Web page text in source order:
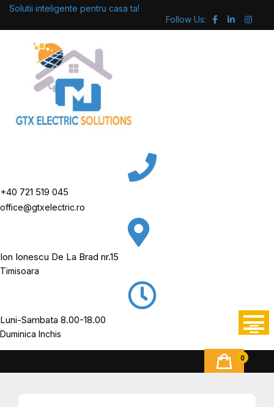
Skip
content
Solutii inteligente pentru casa ta!
Follow Us:
+40 721 519 045
office@gtxelectric.ro
Ion Ionescu De La Brad nr.15
Timisoara
Luni-Sambata 8.00-18.00
Duminica Inchis
0